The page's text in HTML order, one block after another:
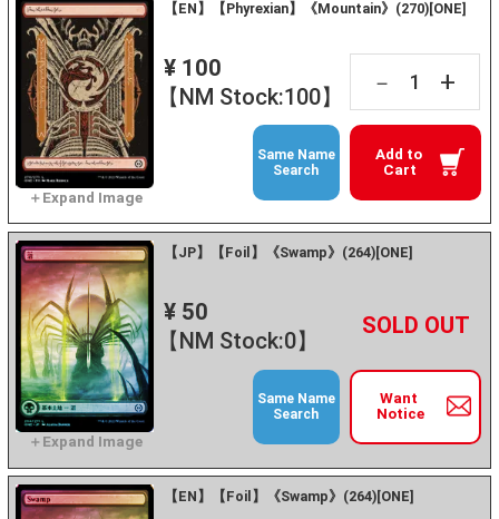
【EN】【Phyrexian】《Mountain》(270)[ONE]
¥ 100
【NM Stock:100】
－ +
Add to
Cart
Same Name
Search
【JP】【Foil】《Swamp》(264)[ONE]
¥ 50
【NM Stock:0】
－ +
Want
Notice
Same Name
Search
【EN】【Foil】《Swamp》(264)[ONE]